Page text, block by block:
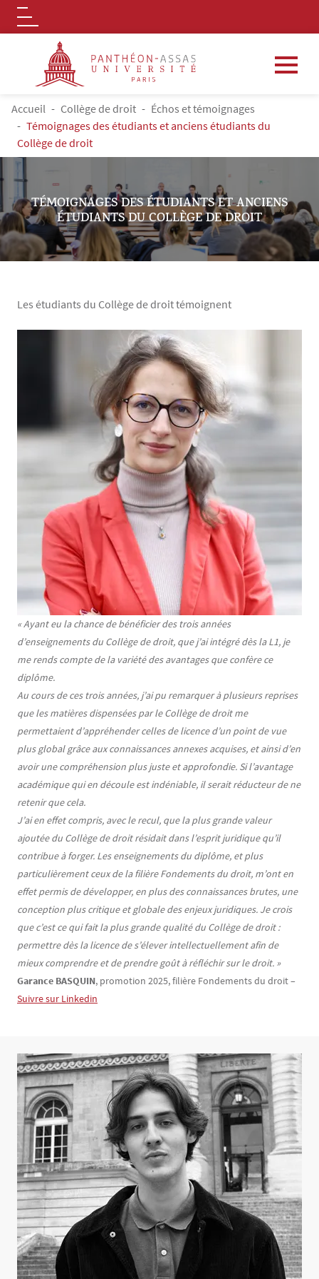
Aller au contenu principal
Logo
FIL D'ARIANE
Accueil Collège de droit
Échos et témoignages
Témoignages des étudiants et anciens étudiants du
Collège de droit
TÉMOIGNAGES DES ÉTUDIANTS ET ANCIENS
ÉTUDIANTS DU COLLÈGE DE DROIT
Les étudiants du Collège de droit témoignent
Texte
« Ayant eu la chance de bénéficier des trois années
d’enseignements du Collège de droit, que j’ai intégré dès la L1, je
me rends compte de la variété des avantages que confère ce
diplôme.
Au cours de ces trois années, j’ai pu remarquer à plusieurs reprises
que les matières dispensées par le Collège de droit me
permettaient d’appréhender celles de licence d’un point de vue
plus global grâce aux connaissances annexes acquises, et ainsi d’en
avoir une compréhension plus juste et approfondie. Si l’avantage
académique qui en découle est indéniable, il serait réducteur de ne
retenir que cela.
J’ai en effet compris, avec le recul, que la plus grande valeur
ajoutée du Collège de droit résidait dans l’esprit juridique qu’il
contribue à forger. Les enseignements du diplôme, et plus
particulièrement ceux de la filière Fondements du droit, m’ont en
effet permis de développer, en plus des connaissances brutes, une
conception plus critique et globale des enjeux juridiques. Je crois
que c’est ce qui fait la plus grande qualité du Collège de droit :
permettre dès la licence de s’élever intellectuellement afin de
mieux comprendre et de prendre goût à réfléchir sur le droit. »
Garance BASQUIN, promotion 2025, filière Fondements du droit –
Suivre sur Linkedin